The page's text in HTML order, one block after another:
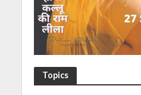
Topics